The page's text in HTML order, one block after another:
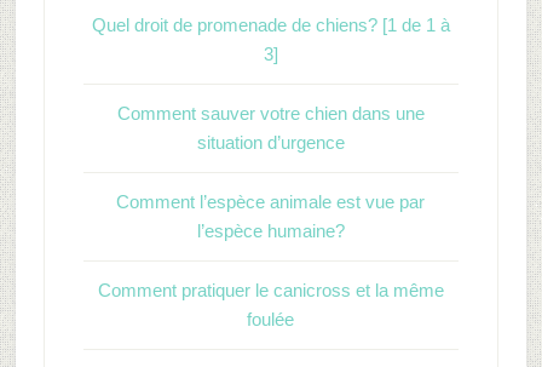
Quel droit de promenade de chiens? [1 de 1 à
3]
Comment sauver votre chien dans une
situation d’urgence
Comment l’espèce animale est vue par
l’espèce humaine?
Comment pratiquer le canicross et la même
foulée